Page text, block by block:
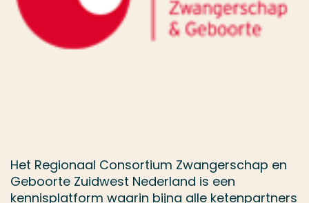
Het Regionaal Consortium Zwangerschap en
Geboorte Zuidwest Nederland is een
kennisplatform waarin bijna alle ketenpartners